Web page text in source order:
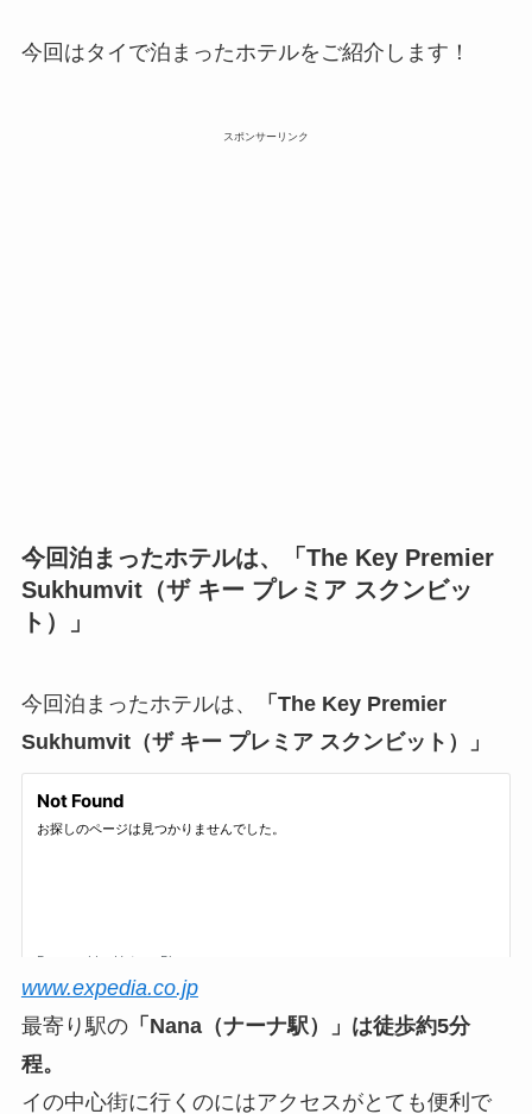
今回はタイで泊まったホテルをご紹介します！
スポンサーリンク
今回泊まったホテルは、「The Key Premier
Sukhumvit（ザ キー プレミア スクンビッ
ト）」
今回泊まったホテルは、
「The Key Premier
Sukhumvit（ザ キー プレミア スクンビット）」
www.expedia.co.jp
最寄り駅の「Nana（ナーナ駅）」は徒歩約5分
程。
イの中心街に行くのにはアクセスがとても便利で